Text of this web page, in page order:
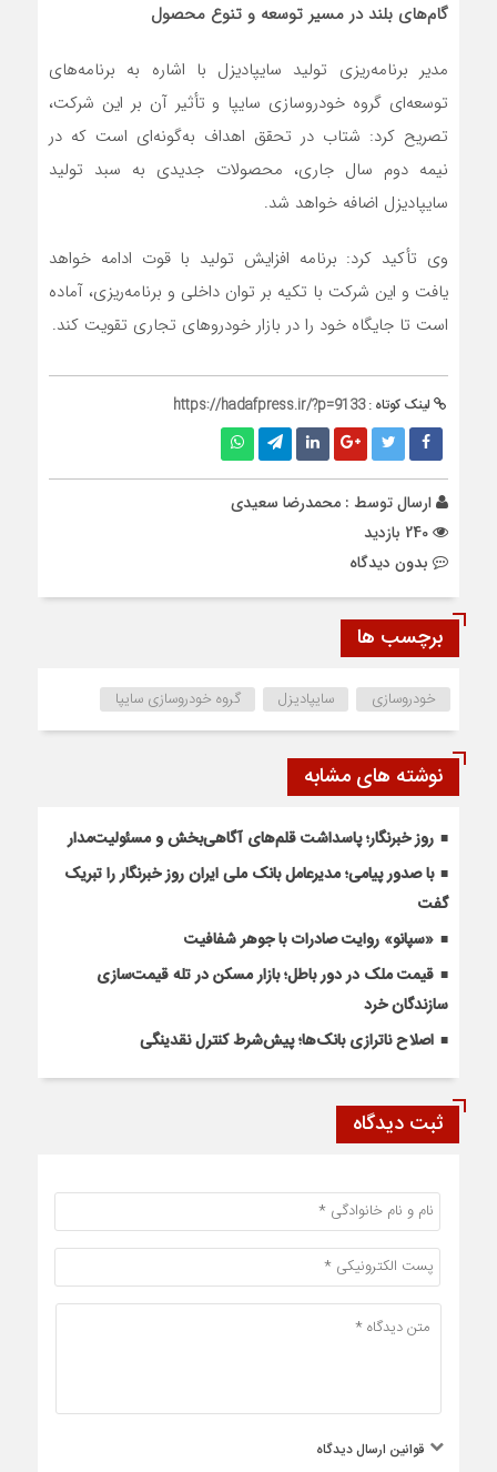
گام‌های بلند در مسیر توسعه و تنوع محصول
مدیر برنامه‌ریزی تولید سایپادیزل با اشاره به برنامه‌های
توسعه‌ای گروه خودروسازی سایپا و تأثیر آن بر این شرکت،
تصریح کرد: شتاب در تحقق اهداف به‌گونه‌ای است که در
نیمه دوم سال جاری، محصولات جدیدی به سبد تولید
سایپادیزل اضافه خواهد شد.
وی تأکید کرد: برنامه افزایش تولید با قوت ادامه خواهد
یافت و این شرکت با تکیه بر توان داخلی و برنامه‌ریزی، آماده
است تا جایگاه خود را در بازار خودروهای تجاری تقویت کند.
لینک کوتاه :https://hadafpress.ir/?p=9133
ارسال توسط : محمدرضا سعیدی
بدون دیدگاه
برچسب ها
خودروسازی سایپادیزل گروه خودروسازی سایپا
نوشته های مشابه
روز خبرنگار؛ پاسداشت قلم‌های آگاهی‌بخش و مسئولیت‌مدار
با صدور پیامی؛ مدیرعامل بانک ملی ایران روز خبرنگار را تبریک
گفت
«سپانو» روایت صادرات با جوهر شفافیت
قیمت ملک در دور باطل؛ بازار مسکن در تله قیمت‌سازی
سازندگان خرد
اصلاح ناترازی بانک‌ها؛ پیش‌شرط کنترل نقدینگی
ثبت دیدگاه
قوانین ارسال دیدگاه